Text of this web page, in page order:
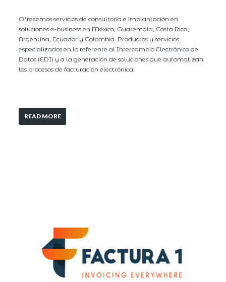
Ofrecemos servicios de consultoría e implantación en
soluciones e-business en México, Guatemala, Costa Rica,
Argentina, Ecuador y Colombia. Productos y servicios
especializados en lo referente al Intercambio Electrónico de
Datos (EDI) y a la generación de soluciones que automatizan
los procesos de facturación electrónica.
READ MORE